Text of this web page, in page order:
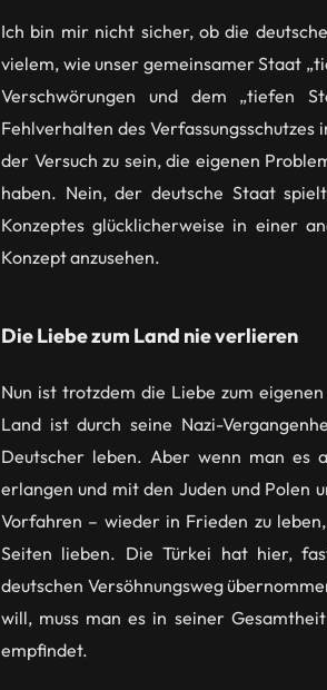
Ich bin mir nicht sicher, ob die
vielem, wie unser gemeinsamer Staat
Verschwörungen und dem „tiefen
Fehlverhalten des
der Versuch zu sein, die eigenen
haben. Nein, der deutsche Staat
Konzeptes glücklicherweise in einer
Konzept anzusehen.
Die Liebe zum Land nie verlieren
Nun ist trotzdem die Liebe zum
Land ist durch seine Nazi-
Deutscher leben. Aber wenn man es
erlangen und mit den Juden und Polen
Vorfahren – wieder in Frieden zu
Seiten lieben. Die Türkei hat hier,
deutschen Versöhnungsweg
will, muss man es in seiner
empfindet.